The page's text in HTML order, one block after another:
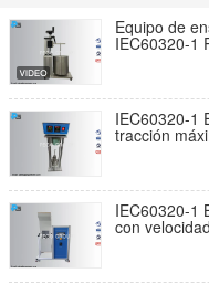
Equipo de
IEC60320-1
IEC60320-1
tracción
IEC60320-1
con